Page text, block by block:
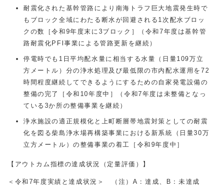
耐震化された基幹管路により南海トラフ巨大地震発生時で
もブロック全域にわたる断水が回避される1次配水ブロッ
クの数［令和9年度末に3ブロック］（令和7年度は基幹管
路耐震化PFI事業による管路更新を継続）
停電時でも1日平均配水量に相当する水量（日量109万立
方メートル）分の浄水処理及び最低限の市内配水運用を72
時間程度継続してできるようにするための自家発電設備の
整備の完了［令和10年度中］（令和7年度は未整備となっ
ている3か所の整備事業を継続）
浄水施設の適正規模化と上町断層帯地震対策としての耐震
化を図る柴島浄水場再構築事業における新系統（日量30万
立方メートル）の整備事業の着工［令和9年度中］
【アウトカム指標の達成状況（定量評価）】
＜令和7年度実績と達成状況＞ （注）A：達成、B：未達成